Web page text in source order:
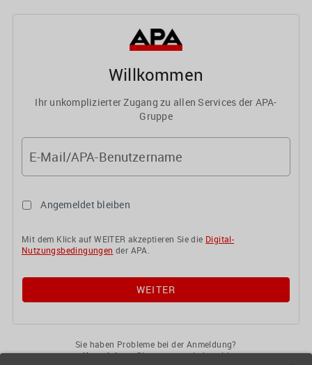
Willkommen
Ihr unkomplizierter Zugang zu allen Services der APA-
Gruppe
E-Mail/APA-Benutzername
Angemeldet bleiben
Mit dem Klick auf WEITER akzeptieren Sie die Digital-
Nutzungsbedingungen der APA.
Sie haben Probleme bei der Anmeldung?
KontaktierenSie uns gerne jederzeit!